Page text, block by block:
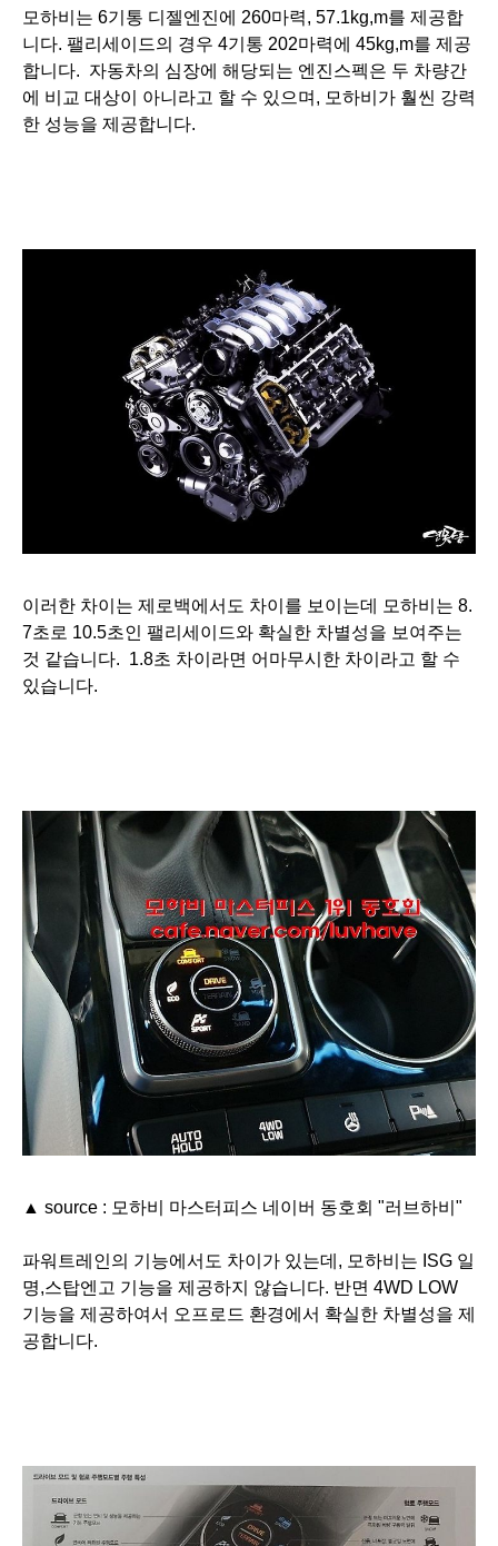
모하비는 6기통 디젤엔진에 260마력, 57.1kg,m를 제공합
니다. 팰리세이드의 경우 4기통 202마력에 45kg,m를 제공
합니다. 자동차의 심장에 해당되는 엔진스펙은 두 차량간
에 비교 대상이 아니라고 할 수 있으며, 모하비가 훨씬 강력
한 성능을 제공합니다.
이러한 차이는 제로백에서도 차이를 보이는데 모하비는 8.
7초로 10.5초인 팰리세이드와 확실한 차별성을 보여주는
것 같습니다. 1.8초 차이라면 어마무시한 차이라고 할 수
있습니다.
▲ source : 모하비 마스터피스 네이버 동호회 "러브하비"
파워트레인의 기능에서도 차이가 있는데, 모하비는 ISG 일
명,스탑엔고 기능을 제공하지 않습니다. 반면 4WD LOW
기능을 제공하여서 오프로드 환경에서 확실한 차별성을 제
공합니다.